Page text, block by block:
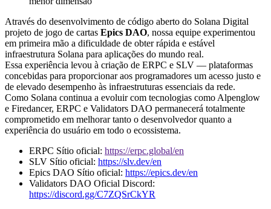
Através do desenvolvimento de código aberto do Solana Digital
projeto de jogo de cartas Epics DAO, nossa equipe experimentou
em primeira mão a dificuldade de obter rápida e estável
infraestrutura Solana para aplicações do mundo real.
Essa experiência levou à criação de ERPC e SLV — plataformas
concebidas para proporcionar aos programadores um acesso justo e
de elevado desempenho às infraestruturas essenciais da rede.
Como Solana continua a evoluir com tecnologias como Alpenglow
e Firedancer, ERPC e Validators DAO permanecerá totalmente
comprometido em melhorar tanto o desenvolvedor quanto a
experiência do usuário em todo o ecossistema.
ERPC Sítio oficial: https://erpc.global/en
SLV Sítio oficial: https://slv.dev/en
Epics DAO Sítio oficial: https://epics.dev/en
Validators DAO Oficial Discord:
https://discord.gg/C7ZQSrCkYR